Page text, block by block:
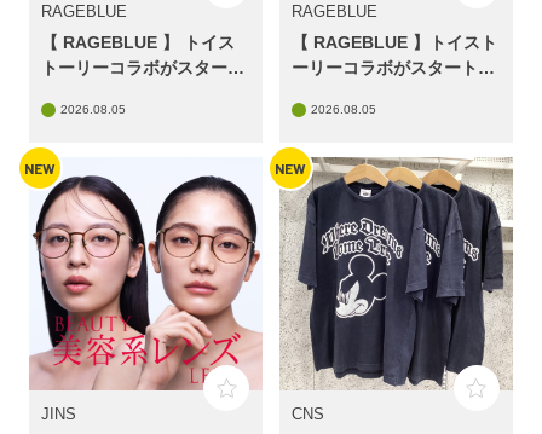
RAGEBLUE
【 RAGEBLUE 】 トイス
トーリーコラボがスタート
2026.08.05
RAGEBLUE
【 RAGEBLUE 】トイスト
ーリーコラボがスタートし
2026.08.05
NEW
JINS
NEW
CNS